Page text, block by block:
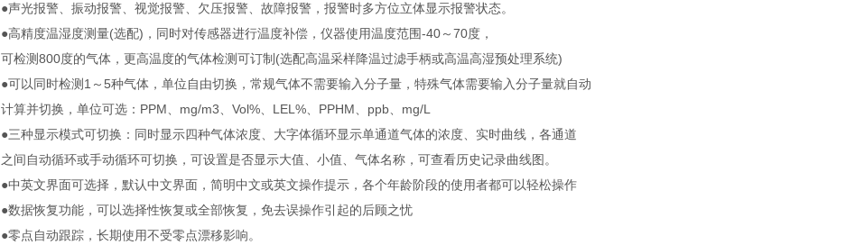
●声光报警、振动报警、视觉报警、欠压报警、故障报警，报警时多方位立体显示报警状态。
●高精度温湿度测量(选配)，同时对传感器进行温度补偿，仪器使用温度范围-40～70度，
可检测800度的气体，更高温度的气体检测可订制(选配高温采样降温过滤手柄或高温高湿预处理系统)
●可以同时检测1～5种气体，单位自由切换，常规气体不需要输入分子量，特殊气体需要输入分子量就自动
计算并切换，单位可选：PPM、mg/m3、Vol%、LEL%、PPHM、ppb、mg/L
●三种显示模式可切换：同时显示四种气体浓度、大字体循环显示单通道气体的浓度、实时曲线，各通道
之间自动循环或手动循环可切换，可设置是否显示大值、小值、气体名称，可查看历史记录曲线图。
●中英文界面可选择，默认中文界面，简明中文或英文操作提示，各个年龄阶段的使用者都可以轻松操作
●数据恢复功能，可以选择性恢复或全部恢复，免去误操作引起的后顾之忧
●零点自动跟踪，长期使用不受零点漂移影响。